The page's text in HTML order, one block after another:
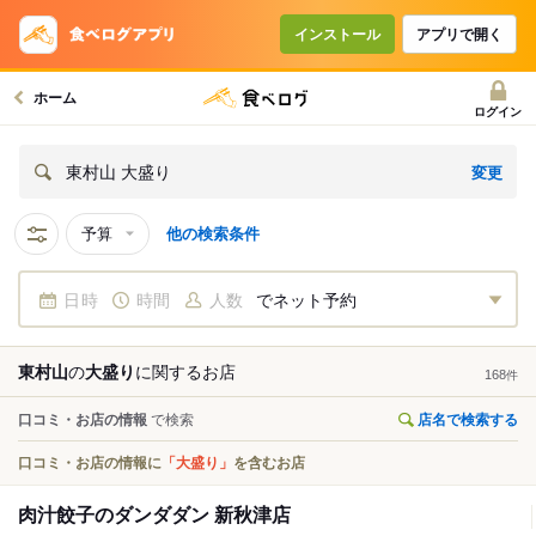
インストール アプリで開く
ホーム
ログイン
東村山 大盛り 変更
予算 他の検索条件
日時 時間 人数 でネット予約
東村山の大盛り に関するお店 168件
口コミ・お店の情報 で検索 店名で検索する
口コミ・お店の情報に 「大盛り」 を含むお店
肉汁餃子のダンダダン 新秋津店